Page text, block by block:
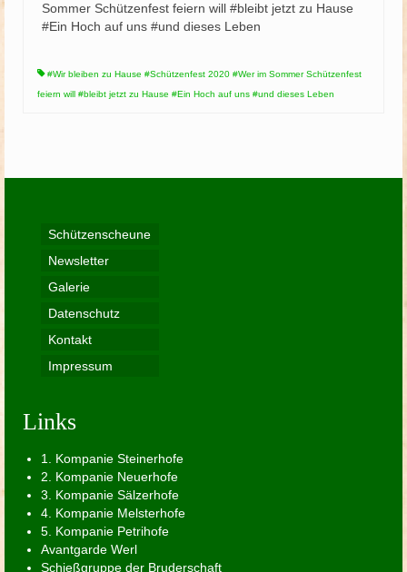
Sommer Schützenfest feiern will #bleibt jetzt zu Hause
#Ein Hoch auf uns #und dieses Leben
#Wir bleiben zu Hause #Schützenfest 2020 #Wer im Sommer Schützenfest
feiern will #bleibt jetzt zu Hause #Ein Hoch auf uns #und dieses Leben
Schützenscheune
Newsletter
Galerie
Datenschutz
Kontakt
Impressum
Links
1. Kompanie Steinerhofe
2. Kompanie Neuerhofe
3. Kompanie Sälzerhofe
4. Kompanie Melsterhofe
5. Kompanie Petrihofe
Avantgarde Werl
Schießgruppe der Bruderschaft